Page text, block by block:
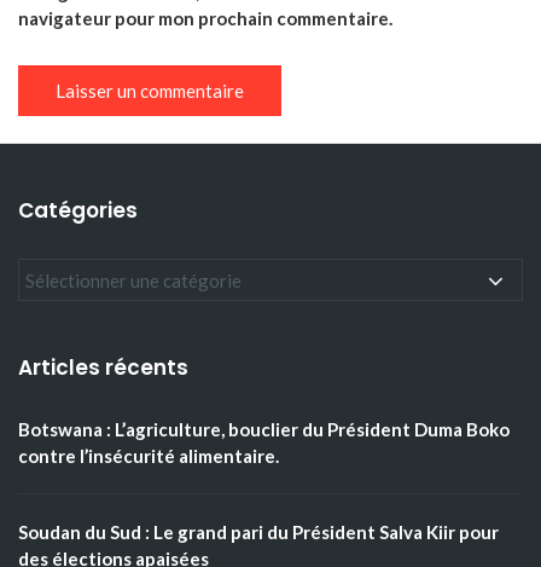
navigateur pour mon prochain commentaire.
Catégories
Articles récents
Botswana : L’agriculture, bouclier du Président Duma Boko
contre l’insécurité alimentaire.
Soudan du Sud : Le grand pari du Président Salva Kiir pour
des élections apaisées